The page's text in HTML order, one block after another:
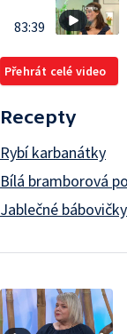
83:39
Přehrát celé video
Recepty
Rybí karbanátky
Bílá bramborová
Jablečné bábovičky